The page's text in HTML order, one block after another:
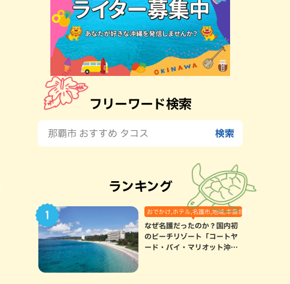
フリーワード検索
ランキング
おでかけ,ホテル,名護市,地域,本島北部
なぜ名護だったのか？国内初
のビーチリゾート「コートヤ
ード・バイ・マリオット沖縄